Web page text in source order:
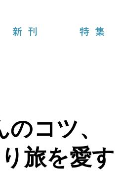
コツ、
旅を愛す